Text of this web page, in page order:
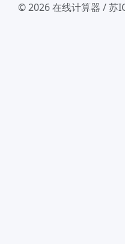
© 2026在线计算器 /苏